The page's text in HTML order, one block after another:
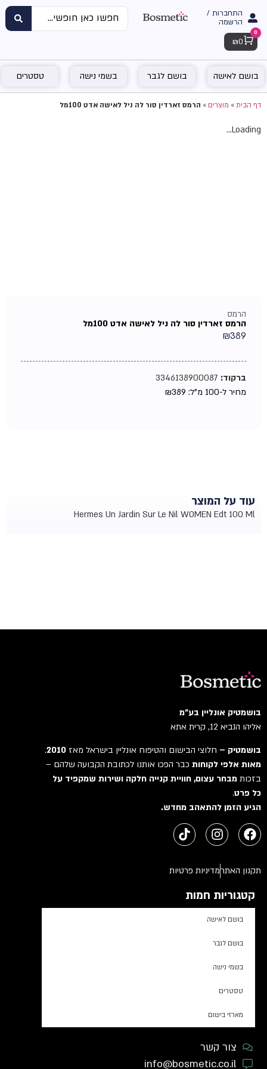
התחברות /
הרשמה
Cart
0
₪ 0
בושם לאישה בושם לגבר בשמי נישה טסטרים
דף הבית»מוצרים»הרמס זארדין סור לה ניל לאישה אדט 100מל
Loading...
הרמס
הרמס זארדין סור לה ניל לאישה אדט 100מל
₪389
ברקוד:3346138900087
מחיר ל-100 מ"ל:
₪389
עוד על המוצר
Hermes Un Jardin Sur Le Nil WOMEN Edt 100 Ml
בושמטיק אונליין בע"מ
אליהו הנביא 12, קרית אתא
בושמטיק –חלוצי הבישום והטיפוח אונליין בישראל מאז2010
.
מאות אלפי לקוחותכבר הפכו אותנו לכתובת הקבועה שלהם –
בזכותמבחר עצום, חוויית קנייה חלקה ושירות שמקפיד על
כל פרט.
הגיע הזמן להתאהב מחדש.
תקנון האתרמדיניות פרטיות
קטגוריות חמות
בושם לאישה
בושם לגבר
בשמי נישה
טסטרים
מארזי בישום
צור קשר
info@bosmetic.co.il